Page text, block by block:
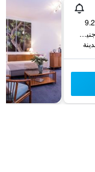
33 Quai des Bergues, جنيف, كانتون جنيف, سويسرا